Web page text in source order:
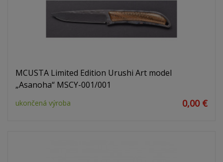
MCUSTA Limited Edition Urushi Art model
„Asanoha“ MSCY-001/001
ukončená výroba 0,00 €